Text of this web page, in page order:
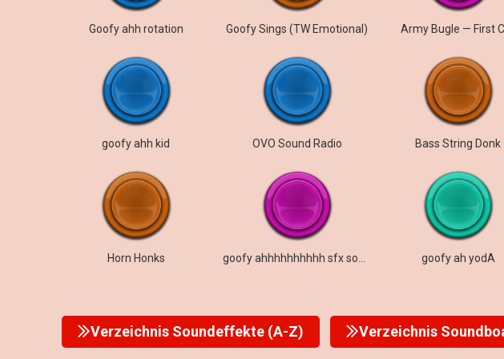
Goofy ahh rotation Goofy Sings (TW Emotional) Army Bugle — First
goofy ahh kid OVO Sound Radio Bass String Donk
Horn Honks goofy ah yodA
Verzeichnis Soundeffekte (A-Z) Verzeichnis